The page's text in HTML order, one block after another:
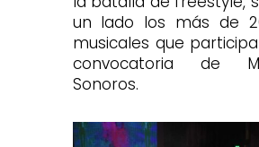
un lado los más de
musicales que
convocatoria de
Sonoros.